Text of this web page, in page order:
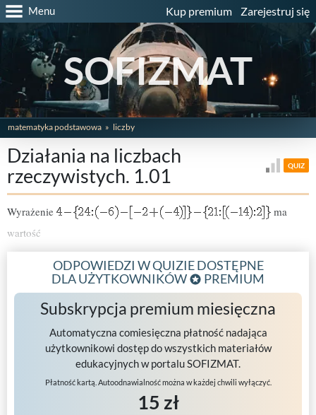
Menu Kup premium Zarejestruj się
SOFIZMAT
matematyka podstawowa liczby
Działania na liczbach
rzeczywistych. 1.01
QUIZ
Wyrażenie
ma
wartość
ODPOWIEDZI W QUIZIE DOSTĘPNE
DLA UŻYTKOWNIKÓW
PREMIUM
Subskrypcja premium miesięczna
Automatyczna comiesięczna płatność nadająca
użytkownikowi dostęp do wszystkich materiałów
edukacyjnych w portalu SOFIZMAT.
Płatność kartą. Autoodnawialność można w każdej chwili wyłączyć.
15 zł